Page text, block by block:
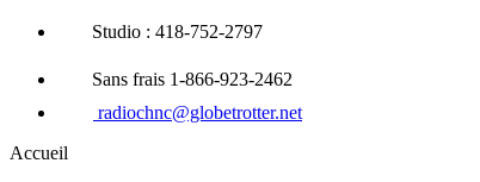
Studio : 418-752-2797
Sans frais 1-866-923-2462
radiochnc@globetrotter.net
Accueil